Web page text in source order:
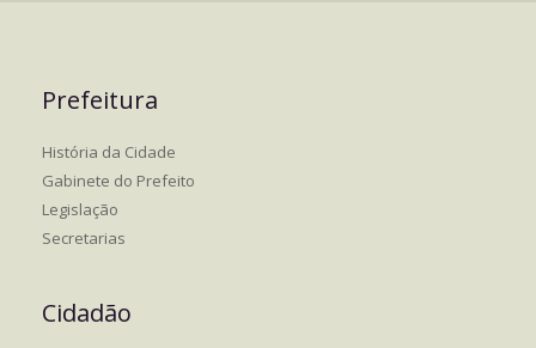
Prefeitura
História da Cidade
Gabinete do Prefeito
Legislação
Secretarias
Cidadão